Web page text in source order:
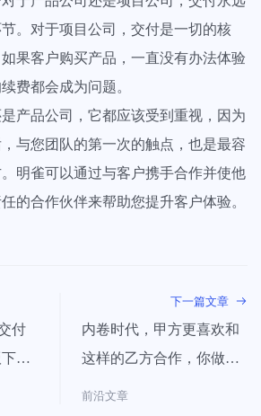
。对于项目公司，交付是一切的核
果客户购买产品，一直没有办法体验
费都会成为问题。
产品公司，它都应该受到重视，因为
与您团队的第一次的触点，也是最容
明雀可以通过与客户携手合作并使他
的合作伙伴来帮助您提升客户体验。
付
下一篇文章
内卷时代，甲方更喜欢和
这样的乙方合作，你做对
了吗
前沿文章